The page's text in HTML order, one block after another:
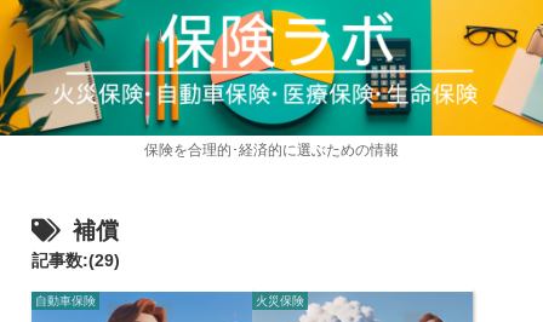
保険を合理的･経済的に選ぶための情報
補償
記事数:(29)
自動車保険 火災保険